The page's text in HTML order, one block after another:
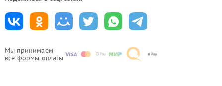
Мы принимаем
все формы оплаты